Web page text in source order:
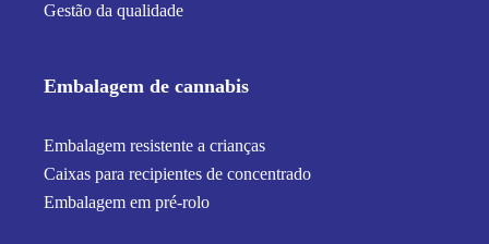
Gestão da qualidade
Embalagem de cannabis
Embalagem resistente a crianças
Caixas para recipientes de concentrado
Embalagem em pré-rolo